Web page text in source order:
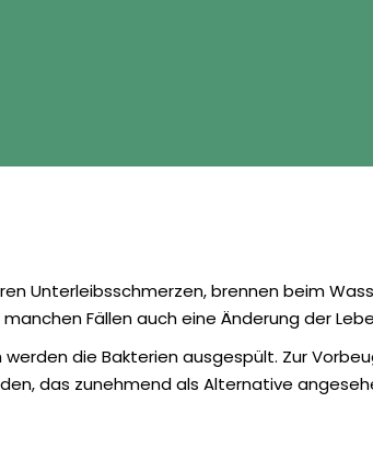
Unterleibsschmerzen, brennen beim
Fällen auch eine Änderung der
die Bakterien ausgespült. Zur
das zunehmend als Alternative